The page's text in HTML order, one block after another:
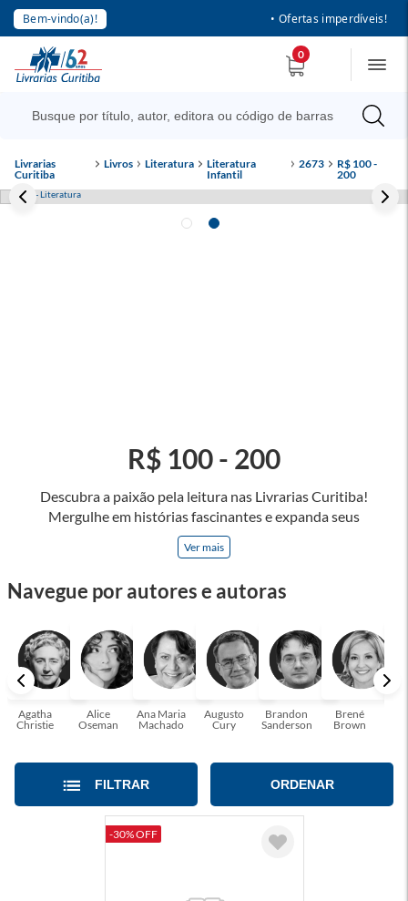
Bem-vindo(a)! • Ofertas imperdíveis!
0
Livrarias
Curitiba
Livros Literatura
Literatura
Infantil
2673
R$ 100 -
200
Descubra a paixão pela leitura nas Livrarias Curitiba!
Mergulhe em histórias fascinantes e expanda seus
horizontes, onde cada página é uma porta para novos
universos e perspectivas. Ler nos permite viajar sem sair do
e tenha a oportunidade de alcançar o seu crescimento
passe um tempo no mundo da imaginação! A leitura
transforma vidas e estamos aqui para ajudar a transformar a
sua! Tenha certeza, temos o livro perfeito para você!
Ver mais
R$ 100 - 200
Navegue por autores e autoras
Agatha
Christie
Alice
Oseman
Ana Maria
Machado
Augusto
Cury
Brandon
Sanderson
Brené
Brown
FILTRAR ORDENAR
-30% OFF